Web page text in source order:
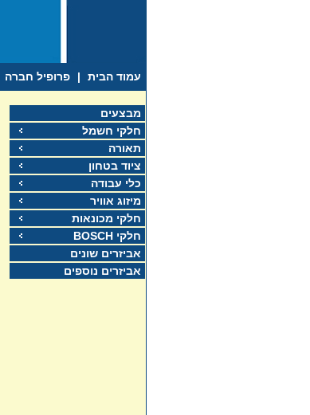
עמוד הבית | פרופיל חברה
מבצעים
חלקי חשמל
תאורה
ציוד בטחון
כלי עבודה
מיזוג אוויר
חלקי מכונאות
חלקי BOSCH
אביזרים שונים
אביזרים נוספים